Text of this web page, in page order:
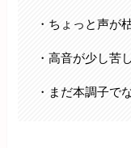
・ちょっと声が
・高音が少し苦
・まだ本調子で